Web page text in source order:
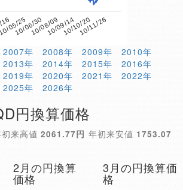
05/25
10/06/3010/08/0910/09/1410/10/2010/11/26
2007年 2008年 2009年
2010年
2013年 2014年 2015年
2016年
2019年 2020年 2021年
2022年
2025年 2026年
円換算価格
来高値 2061.77円 年初来安値 1753.07
2月の円換算
価格
3月の円換算価
格